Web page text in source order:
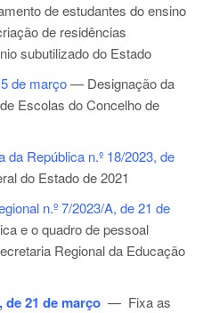
de estudantes do ensino
de residências
subutilizado do Estado
de março— Designação da
Escolas do Concelho de
República n.º 18/2023, de
do Estado de 2021
n.º 7/2023/A, de 21 de
e o quadro de pessoal
Regional da Educação
de 21 de março — Fixa as